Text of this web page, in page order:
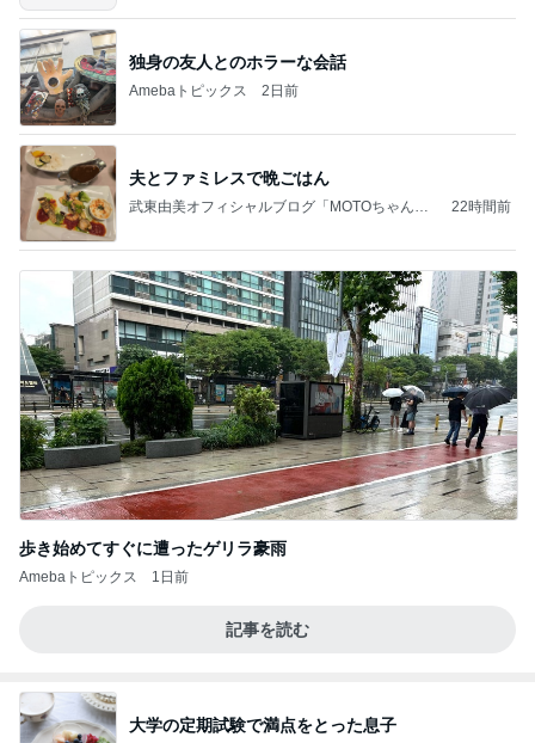
独身の友人とのホラーな会話
Amebaトピックス 2日前
夫とファミレスで晩ごはん
武東由美オフィシャルブログ「MOTOちゃんと
22時間前
歩き始めてすぐに遭ったゲリラ豪雨
Amebaトピックス 1日前
記事を読む
大学の定期試験で満点をとった息子